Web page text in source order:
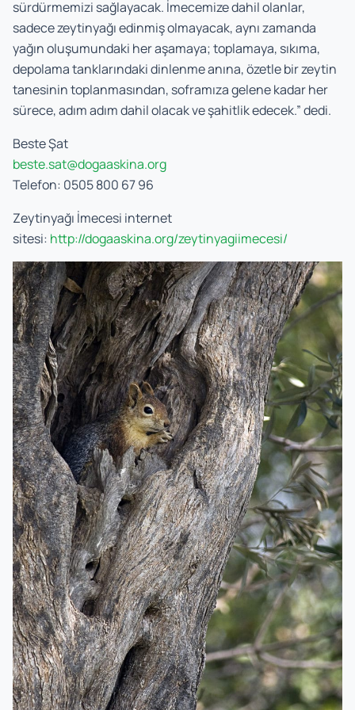
sürdürmemizi sağlayacak. İmecemize dahil olanlar,
sadece zeytinyağı edinmiş olmayacak, aynı zamanda
yağın oluşumundaki her aşamaya; toplamaya, sıkıma,
depolama tanklarındaki dinlenme anına, özetle bir zeytin
tanesinin toplanmasından, soframıza gelene kadar her
sürece, adım adım dahil olacak ve şahitlik edecek.” dedi.
Beste Şat
beste.sat@dogaaskina.org
Telefon: 0505 800 67 96
Zeytinyağı İmecesi internet
sitesi: http://dogaaskina.org/zeytinyagiimecesi/